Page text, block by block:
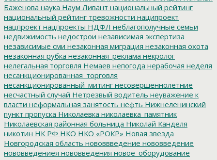
Баженова наука Наум Ливант национальный рейтинг
национальный рейтинг тревожности наципроект
нацпроект нацпроекты НДФЛ неблагополучные семьи
недвижимость недострои независимая экспертиза
независимые сми незаконная миграция незаконная охота
незаконная рубка незаконная_реклама некролог
нелегальная торговля Немаев непогода нерабочая неделя
несанкционированная_торговля
несанкционированный_митинг несовершеннолетние
несчастный случай Нетрезвый водитель неуважение к
власти неформальная занятость нефть Нижнеленинский
пункт пропуска Николаевка николаевка_памятник
Николаевская районная больница Николай Канделя
никотин НК РФ НКО НКО «РОКР» Новая звезда
Новгородская область нововвведение нововведение
нововведениея нововведения новое_оборудование